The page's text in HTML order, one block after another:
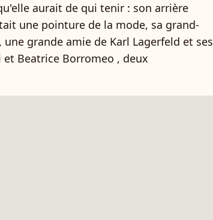
aurait de qui tenir : son arrière
une pointure de la mode, sa grand-
grande amie de Karl Lagerfeld et ses
Beatrice Borromeo , deux